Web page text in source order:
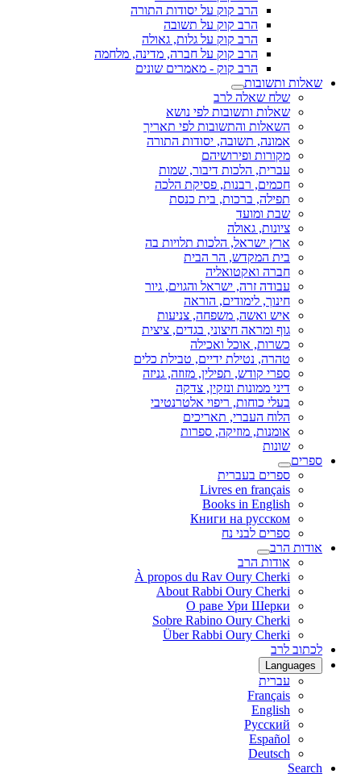
הרב קוק על יסודות התורה
הרב קוק על תשובה
הרב קוק על גלות, גאולה
הרב קוק על חברה, מדינה, מלחמה
הרב קוק - מאמרים שונים
שאלות ותשובות
שלח שאלה לרב
שאלות ותשובות לפי נושא
השאלות והתשובות לפי תאריך
אמונה, תשובה, יסודות התורה
מקורות ופירושיהם
עברית, הלכות דיבור, שמות
חכמים, רבנות, פסיקת הלכה
תפילה, ברכות, בית כנסת
שבת ומועד
ציונות, גאולה
ארץ ישראל, הלכות תלויות בה
בית המקדש, הר הבית
חברה ואקטואליה
עבודה זרה, ישראל והגוים, גיור
חינוך, לימודים, הוראה
איש ואשה, משפחה, צניעות
גוף ומראה חיצוני, בגדים, ציצית
כשרות, אוכל ואכילה
טהרה, נטילת ידיים, טבילת כלים
ספרי קודש, תפילין, מזוזה, גניזה
דיני ממונות ונזקין, צדקה
בעלי כוחות, ריפוי אלטרנטיבי
הלוח העברי, תאריכים
אומנות, מוזיקה, ספרות
שונות
ספרים
ספרים בעברית
Livres en français
Books in English
Книги на русском
ספרים לבני נח
אודות הרב
אודות הרב
À propos du Rav Oury Cherki
About Rabbi Oury Cherki
О раве Ури Шерки
Sobre Rabino Oury Cherki
Über Rabbi Oury Cherki
לכתוב לרב
Languages
עברית
Français
English
Русский
Español
Deutsch
Search